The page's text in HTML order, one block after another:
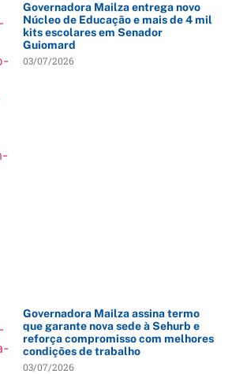
Governadora Mailza entrega novo
Núcleo de Educação e mais de 4 mil
kits escolares em Senador
Guiomard
03/07/2026
Governadora Mailza assina termo
que garante nova sede à Sehurb e
reforça compromisso com melhores
condições de trabalho
03/07/2026